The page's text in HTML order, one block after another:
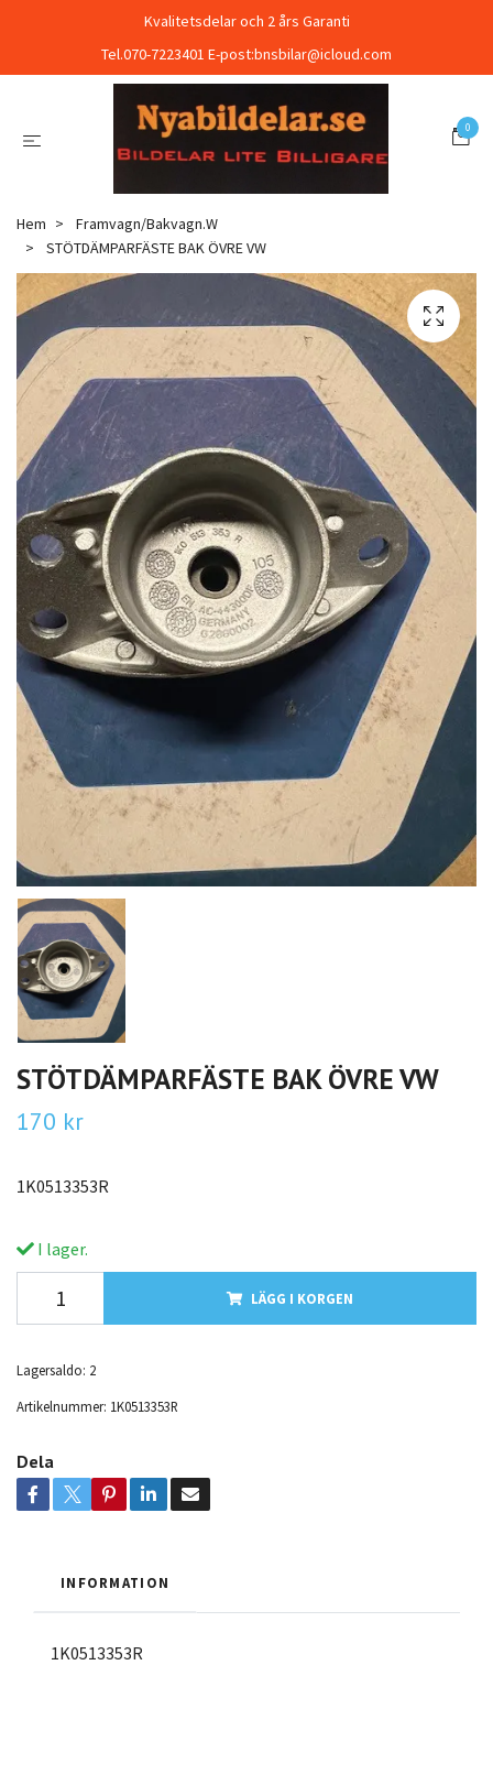
Kvalitetsdelar och 2 års Garanti
Tel.070-7223401 E-post:bnsbilar@icloud.com
0
Hem
Framvagn/Bakvagn.W
STÖTDÄMPARFÄSTE BAK ÖVRE VW
STÖTDÄMPARFÄSTE BAK ÖVRE VW
170 kr
1K0513353R
I lager.
LÄGG I KORGEN
Lagersaldo: 2
Artikelnummer: 1K0513353R
Dela
INFORMATION
1K0513353R